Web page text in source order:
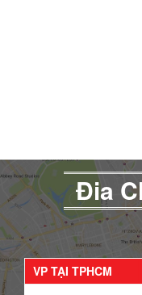
Đia
VP TẠI TPHCM